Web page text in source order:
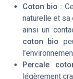
Coton bio :
naturelle et sa
ainsi un
coton bio
Percale
légèrement